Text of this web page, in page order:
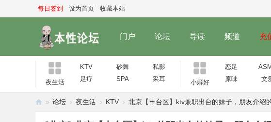
每日签到 设为首页 收藏本站
门户 论坛 导读 频道 充
夜生活
KTV 砂舞
私影
足疗
SPA 采耳 小癖好
恋足
原味
文
» 论坛 › 夜生活 › KTV › 北京【丰台区】ktv兼职出台的妹子，朋友介绍